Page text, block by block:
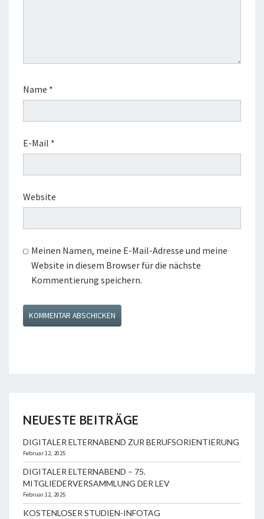
Name *
E-Mail *
Website
Meinen Namen, meine E-Mail-Adresse und meine
Website in diesem Browser für die nächste
Kommentierung speichern.
NEUESTE BEITRÄGE
DIGITALER ELTERNABEND ZUR BERUFSORIENTIERUNG
Februar 12, 2025
DIGITALER ELTERNABEND – 75.
MITGLIEDERVERSAMMLUNG DER LEV
Februar 12, 2025
KOSTENLOSER STUDIEN-INFOTAG